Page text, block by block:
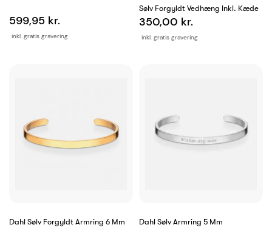
inkl. gratis gravering
599,95 kr.
Sølv Forgyldt Vedhæng Inkl. Kæde
inkl. gratis gravering
350,00 kr.
Dahl Sølv Forgyldt Armring 6 Mm Dahl Sølv Armring 5 Mm